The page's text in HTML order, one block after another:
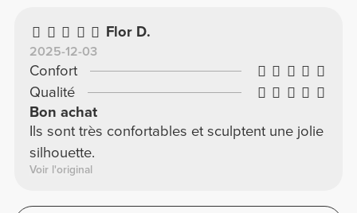
Flor D.
2025-12-03
Confort
Qualité
Bon achat
Ils sont très confortables et sculptent une jolie
silhouette.
Voir l'original